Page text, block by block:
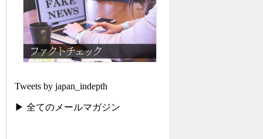
Tweets by japan_indepth
▶ 全てのメールマガジン